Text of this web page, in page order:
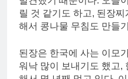
릴 것 같기도 하고, 된장
해서 콩나물 무침도 만들
된장은 한국에 사는 이모
워낙 많이 보내기도 했고,